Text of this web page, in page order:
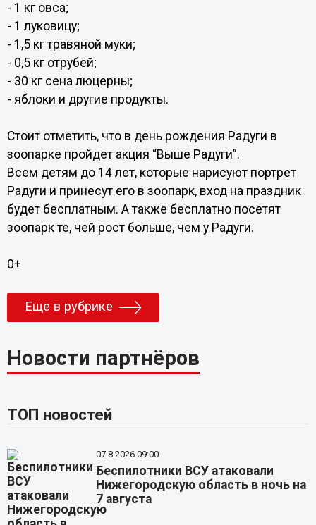
- 1 кг овса;
- 1 луковицу;
- 1,5 кг травяной муки;
- 0,5 кг отрубей;
- 30 кг сена люцерны;
- яблоки и другие продукты.
Стоит отметить, что в день рождения Радуги в
зоопарке пройдет акция “Выше Радуги”.
Всем детям до 14 лет, которые нарисуют портрет
Радуги и принесут его в зоопарк, вход на праздник
будет бесплатным. А также бесплатно посетят
зоопарк те, чей рост больше, чем у Радуги.
0+
Еще в рубрике
Новости партнёров
ТОП новостей
07.8.2026 09:00
Беспилотники ВСУ атаковали
Нижегородскую область в ночь на
7 августа